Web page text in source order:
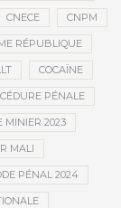
CNECE CNPM
RÉPUBLIQUE
COCAÏNE
PÉNALE
MINIER 2023
MALI
PÉNAL 2024